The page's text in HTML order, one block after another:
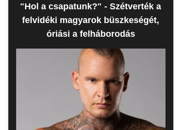
"Hol a csapatunk?" - Szétverték a
felvidéki magyarok büszkeségét,
óriási a felháborodás